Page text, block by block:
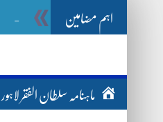
اہم مضامین
ماہنامہ سلطان الفقر لاہور